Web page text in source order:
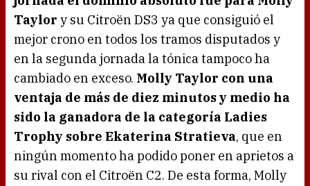
Taylor y su Citroën DS3 ya que consiguió el
mejor crono en todos los tramos disputados y
en la segunda jornada la tónica tampoco ha
cambiado en exceso. Molly Taylor con una
ventaja de más de diez minutos y medio ha
sido la ganadora de la categoría Ladies
Trophy sobre Ekaterina Stratieva, que en
ningún momento ha podido poner en aprietos a
su rival con el Citroën C2. De esta forma, Molly